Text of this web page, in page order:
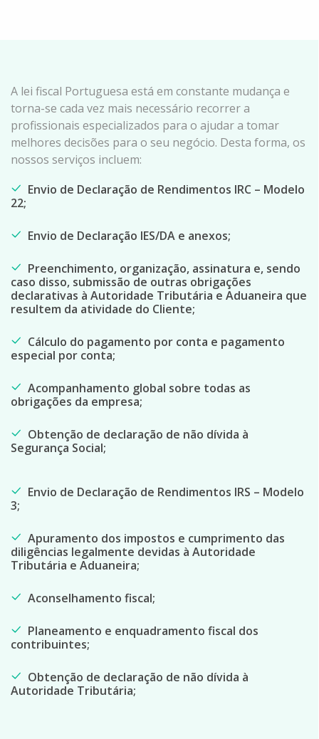
A lei fiscal Portuguesa está em constante mudança e
torna-se cada vez mais necessário recorrer a
profissionais especializados para o ajudar a tomar
melhores decisões para o seu negócio. Desta forma, os
nossos serviços incluem:
Envio de Declaração de Rendimentos IRC – Modelo
22;
Envio de Declaração IES/DA e anexos;
Preenchimento, organização, assinatura e, sendo
caso disso, submissão de outras obrigações
declarativas à Autoridade Tributária e Aduaneira que
resultem da atividade do Cliente;
Cálculo do pagamento por conta e pagamento
especial por conta;
Acompanhamento global sobre todas as
obrigações da empresa;
Obtenção de declaração de não dívida à
Segurança Social;
Envio de Declaração de Rendimentos IRS – Modelo
3;
Apuramento dos impostos e cumprimento das
diligências legalmente devidas à Autoridade
Tributária e Aduaneira;
Aconselhamento fiscal;
Planeamento e enquadramento fiscal dos
contribuintes;
Obtenção de declaração de não dívida à
Autoridade Tributária;